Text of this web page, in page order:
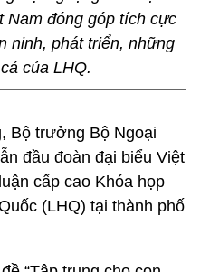
Nam đóng góp tích cực
ninh, phát triển, những
của LHQ.
Bộ trưởng Bộ Ngoại
đầu đoàn đại biểu Việt
cấp cao Khóa họp
(LHQ) tại thành phố